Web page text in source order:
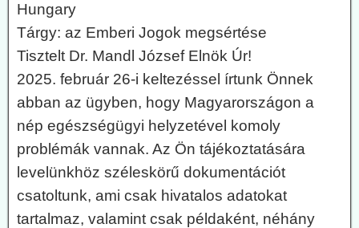
Hungary
Tárgy: az Emberi Jogok megsértése
Tisztelt Dr. Mandl József Elnök Úr!
2025. február 26-i keltezéssel írtunk Önnek
abban az ügyben, hogy Magyarországon a
nép egészségügyi helyzetével komoly
problémák vannak. Az Ön tájékoztatására
levelünkhöz széleskörű dokumentációt
csatoltunk, ami csak hivatalos adatokat
tartalmaz, valamint csak példaként, néhány